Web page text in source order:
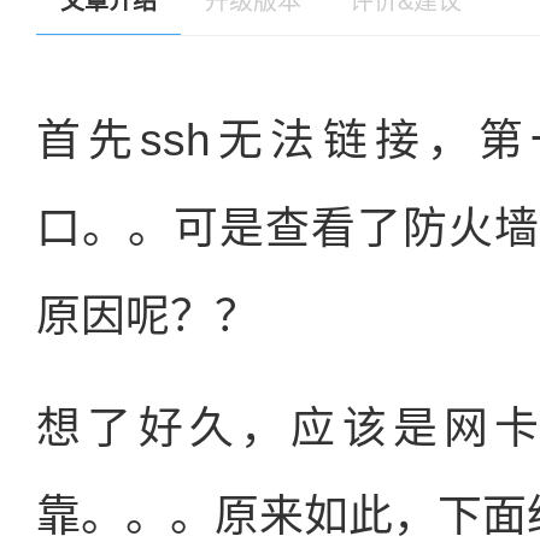
首先ssh无法链接，
口。。可是查看了防火
原因呢？？
想了好久，应该是网
靠。。。原来如此，下